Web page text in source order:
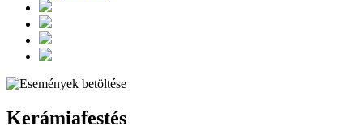
Kerámiafestés